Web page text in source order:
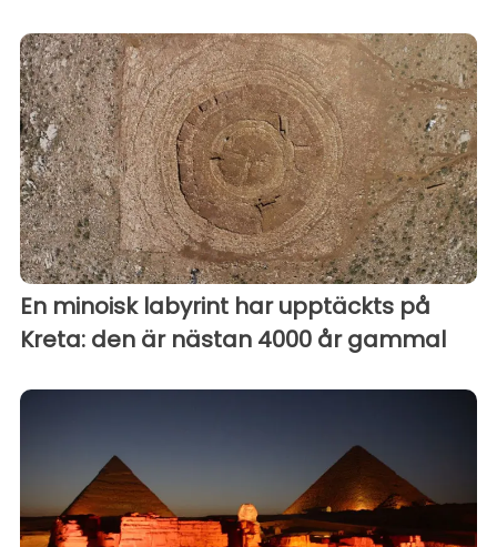
En minoisk labyrint har upptäckts på
Kreta: den är nästan 4000 år gammal